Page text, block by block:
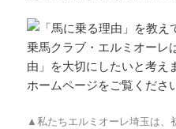
▲私たちエルミオーレ埼玉は、